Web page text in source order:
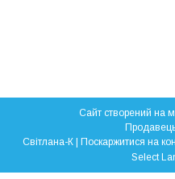
Сайт створений на
Поскаржитися на
Select